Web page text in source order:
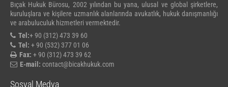
Bıçak Hukuk Bürosu, 2002 yılından bu yana, ulusal ve global şirketlere,
kuruluşlara ve kişilere uzmanlık alanlarında avukatlık, hukuk danışmanlığı
ve arabuluculuk hizmetleri vermektedir.
Tel:+ 90 (312) 473 39 60
Tel: + 90 (532) 377 01 06
Fax: + 90 (312) 473 39 62
E-mail: contact@bicakhukuk.com
Sosyal Medya